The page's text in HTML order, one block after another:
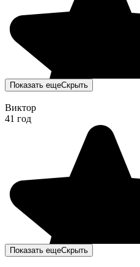
Показать ещеСкрыть
Виктор
41 год
Показать ещеСкрыть